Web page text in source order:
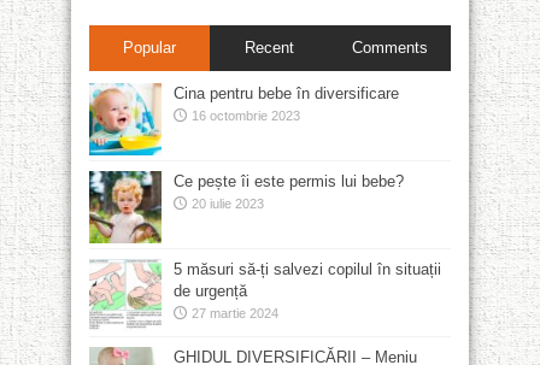
Popular Recent Comments
Cina pentru bebe în diversificare
16 octombrie 2023
Ce pește îi este permis lui bebe?
20 iulie 2023
5 măsuri să-ți salvezi copilul în situații
de urgență
27 martie 2024
GHIDUL DIVERSIFICĂRII – Meniu